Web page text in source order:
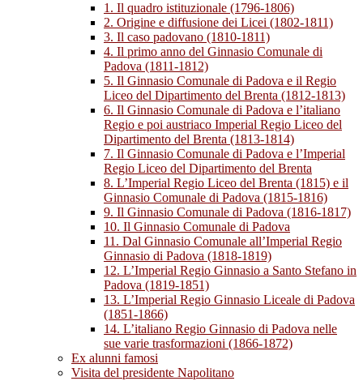
1. Il quadro istituzionale (1796-1806)
2. Origine e diffusione dei Licei (1802-1811)
3. Il caso padovano (1810-1811)
4. Il primo anno del Ginnasio Comunale di
Padova (1811-1812)
5. Il Ginnasio Comunale di Padova e il Regio
Liceo del Dipartimento del Brenta (1812-1813)
6. Il Ginnasio Comunale di Padova e l’italiano
Regio e poi austriaco Imperial Regio Liceo del
Dipartimento del Brenta (1813-1814)
7. Il Ginnasio Comunale di Padova e l’Imperial
Regio Liceo del Dipartimento del Brenta
8. L’Imperial Regio Liceo del Brenta (1815) e il
Ginnasio Comunale di Padova (1815-1816)
9. Il Ginnasio Comunale di Padova (1816-1817)
10. Il Ginnasio Comunale di Padova
11. Dal Ginnasio Comunale all’Imperial Regio
Ginnasio di Padova (1818-1819)
12. L’Imperial Regio Ginnasio a Santo Stefano in
Padova (1819-1851)
13. L’Imperial Regio Ginnasio Liceale di Padova
(1851-1866)
14. L’italiano Regio Ginnasio di Padova nelle
sue varie trasformazioni (1866-1872)
Ex alunni famosi
Visita del presidente Napolitano